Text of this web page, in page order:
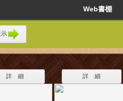
Web書棚
示
詳 細 詳 細